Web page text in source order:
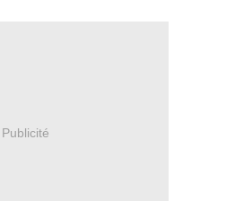
Publicité